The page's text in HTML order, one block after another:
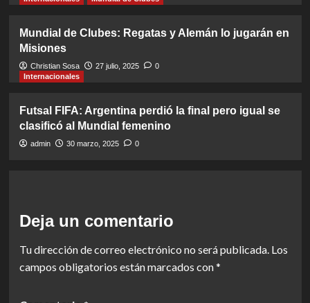
Mundial de Clubes: Regatas y Alemán lo jugarán en
Misiones
Christian Sosa 27 julio, 2025
0
Internacionales
Futsal FIFA: Argentina perdió la final pero igual se
clasificó al Mundial femenino
admin 30 marzo, 2025 0
Deja un comentario
Tu dirección de correo electrónico no será publicada. Los
campos obligatorios están marcados con*